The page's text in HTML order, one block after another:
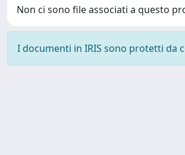
Non ci sono file associati a questo
I documenti in IRIS sono protetti da